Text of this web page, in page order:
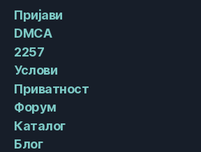
Пријави
DMCA
2257
Услови
Приватност
Форум
Каталог
Блог